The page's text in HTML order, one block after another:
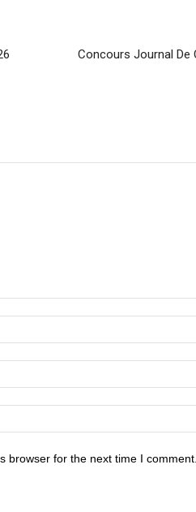
Concours Journal De
browser for the next time I comment.